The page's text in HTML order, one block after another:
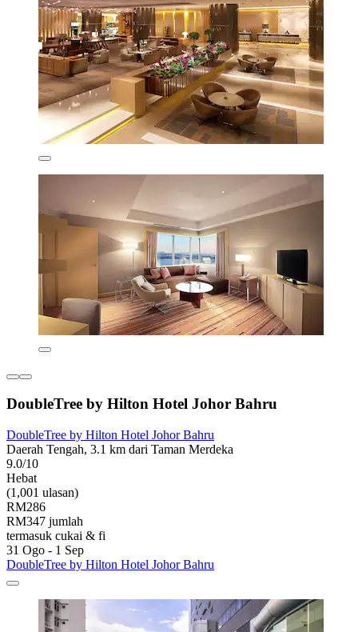
DoubleTree by Hilton Hotel Johor Bahru
DoubleTree by Hilton Hotel Johor Bahru
Daerah Tengah, 3.1 km dari Taman Merdeka
9.0/10
Hebat
(1,001 ulasan)
RM286
RM347 jumlah
termasuk cukai & fi
31 Ogo - 1 Sep
DoubleTree by Hilton Hotel Johor Bahru